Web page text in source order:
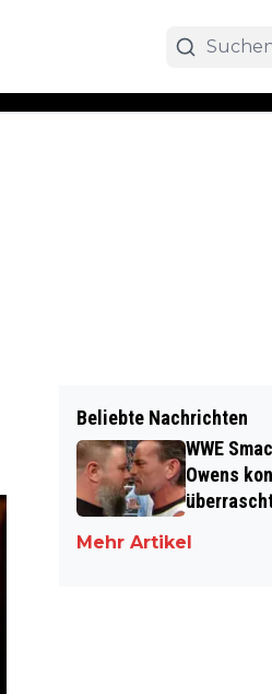
Beliebte Nachrichten
WWE
Owens
Mehr Artikel